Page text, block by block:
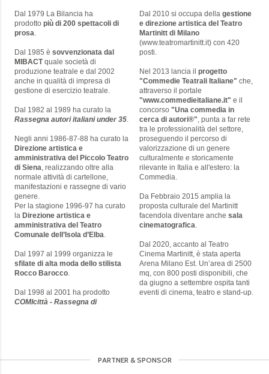
Dal 1979 La Bilancia ha
prodotto più di 200 spettacoli di
prosa.
Dal 1985 è sovvenzionata dal
MIBACTquale società di
produzione teatrale e dal 2002
anche in qualità di impresa di
gestione di esercizio teatrale.
Dal 1982 al 1989 ha curato la
Rassegna autori italiani under 35.
Negli anni 1986-87-88 ha curato la
Direzione artistica e
amministrativa del Piccolo Teatro
di Siena, realizzando oltre alla
normale attività di cartellone,
manifestazioni e rassegne di vario
genere.
Per la stagione 1996-97 ha curato
la Direzione artistica e
amministrativa del Teatro
Comunale dell’Isola d’Elba.
Dal 1997 al 1999 organizza le
sfilate di alta moda dello stilista
Rocco Barocco.
Dal 1998 al 2001 ha prodotto
COMIcittà - Rassegna di
Dal 2010 si occupa della gestione
e direzione artistica del Teatro
Martinitt di Milano
(www.teatromartinitt.it) con 420
posti.
Nel 2013 lancia il progetto
"Commedie Teatrali Italiane" che,
attraverso il portale
"www.commedieitaliane.it" e il
concorso "Una commedia in
cerca di autori®", punta a far rete
tra le professionalità del settore,
proseguendo il percorso di
valorizzazione di un genere
culturalmente e storicamente
rilevante in Italia e all'estero: la
Commedia.
Da Febbraio 2015 amplia la
proposta culturale del Martinitt
facendola diventare anche sala
cinematografica.
Dal 2020, accanto al Teatro
Cinema Martinitt, è stata aperta
Arena Milano Est. Un’area di 2500
mq, con 800 posti disponibili, che
da giugno a settembre ospita tanti
eventi di cinema, teatro e stand-up.
PARTNER & SPONSOR